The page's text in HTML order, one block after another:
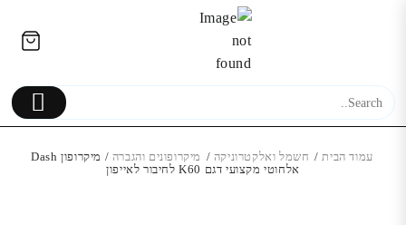
עמוד הבית/ חשמל ואלקטרוניקה / מיקרופונים והגברה
/ מיקרופון Dash
אלחוטי מקצועי דגם K60 לחיבור לאייפון